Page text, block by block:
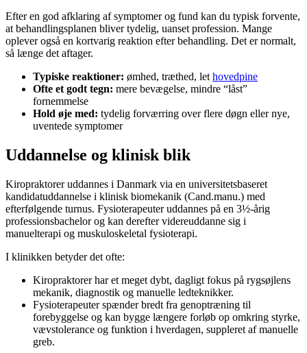
Efter en god afklaring af symptomer og fund kan du typisk forvente,
at behandlingsplanen bliver tydelig, uanset profession. Mange
oplever også en kortvarig reaktion efter behandling. Det er normalt,
så længe det aftager.
Typiske reaktioner: ømhed, træthed, let hovedpine
Ofte et godt tegn: mere bevægelse, mindre “låst”
fornemmelse
Hold øje med: tydelig forværring over flere døgn eller nye,
uventede symptomer
Uddannelse og klinisk blik
Kiropraktorer uddannes i Danmark via en universitetsbaseret
kandidatuddannelse i klinisk biomekanik (Cand.manu.) med
efterfølgende turnus. Fysioterapeuter uddannes på en 3½-årig
professionsbachelor og kan derefter videreuddanne sig i
manuelterapi og muskuloskeletal fysioterapi.
I klinikken betyder det ofte:
Kiropraktorer har et meget dybt, dagligt fokus på rygsøjlens
mekanik, diagnostik og manuelle ledteknikker.
Fysioterapeuter spænder bredt fra genoptræning til
forebyggelse og kan bygge længere forløb op omkring styrke,
vævstolerance og funktion i hverdagen, suppleret af manuelle
greb.